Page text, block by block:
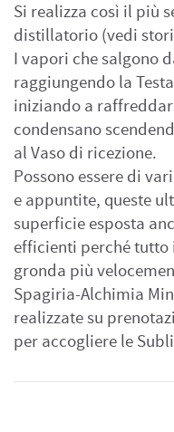
Si realizza così il più
distillatorio (vedi
I vapori che salgono
raggiungendo la
iniziando a
condensano
al Vaso di ricezione.
Possono essere di
e appuntite, queste
superficie esposta
efficienti perché tutto
gronda più
Spagiria-Alchimia
realizzate su
per accogliere le